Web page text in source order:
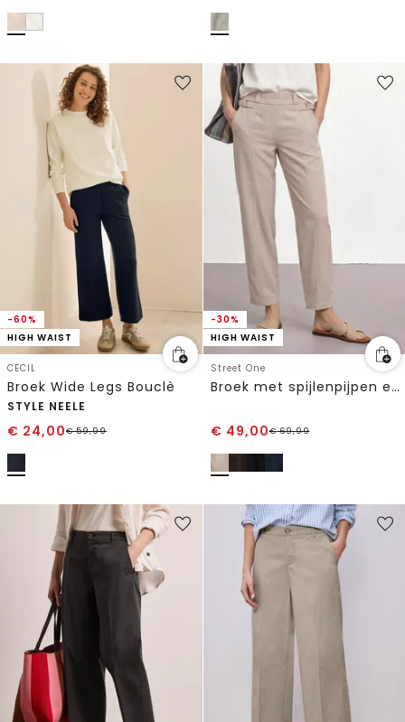
-60%
HIGH WAIST
CECIL
Broek Wide Legs Bouclè
STYLE NEELE
€ 24,00€59,99
-30%
HIGH WAIST
Street One
Broek met spijlenpijpen en gespdetail
€ 49,00€69,99